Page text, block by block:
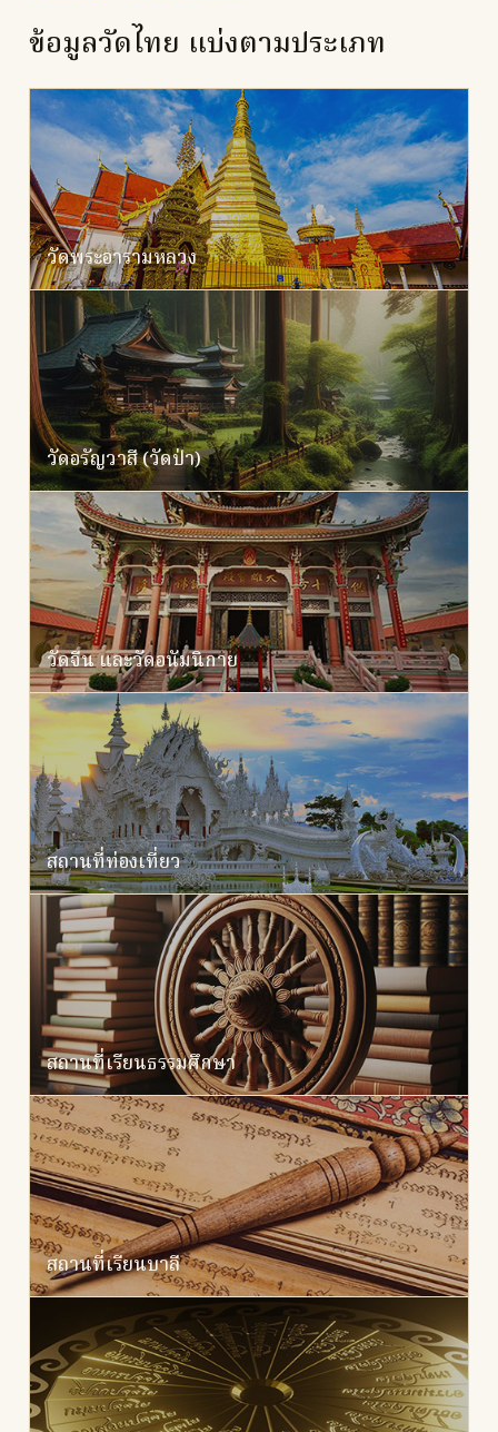
ข้อมูลวัดไทย แบ่งตามประเภท
วัดพระอารามหลวง
วัดอรัญวาสี (วัดป่า)
วัดจีน และวัดอนัมนิกาย
สถานที่ท่องเที่ยว
สถานที่เรียนธรรมศึกษา
สถานที่เรียนบาลี